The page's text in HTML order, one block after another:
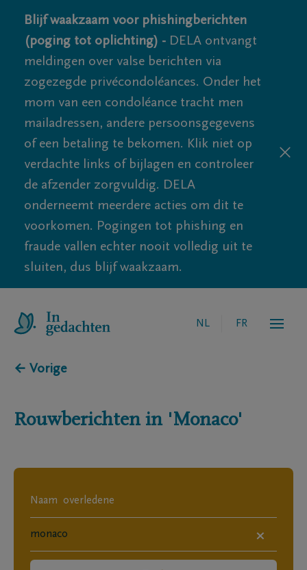
Blijf waakzaam voor phishingberichten
(poging tot oplichting) - DELA ontvangt
meldingen over valse berichten via
zogezegde privécondoléances. Onder het
mom van een condoléance tracht men
mailadressen, andere persoonsgegevens
of een betaling te bekomen. Klik niet op
verdachte links of bijlagen en controleer
de afzender zorgvuldig. DELA
onderneemt meerdere acties om dit te
voorkomen. Pogingen tot phishing en
fraude vallen echter nooit volledig uit te
sluiten, dus blijf waakzaam.
NL FR
← Vorige
Rouwberichten in 'Monaco'
×